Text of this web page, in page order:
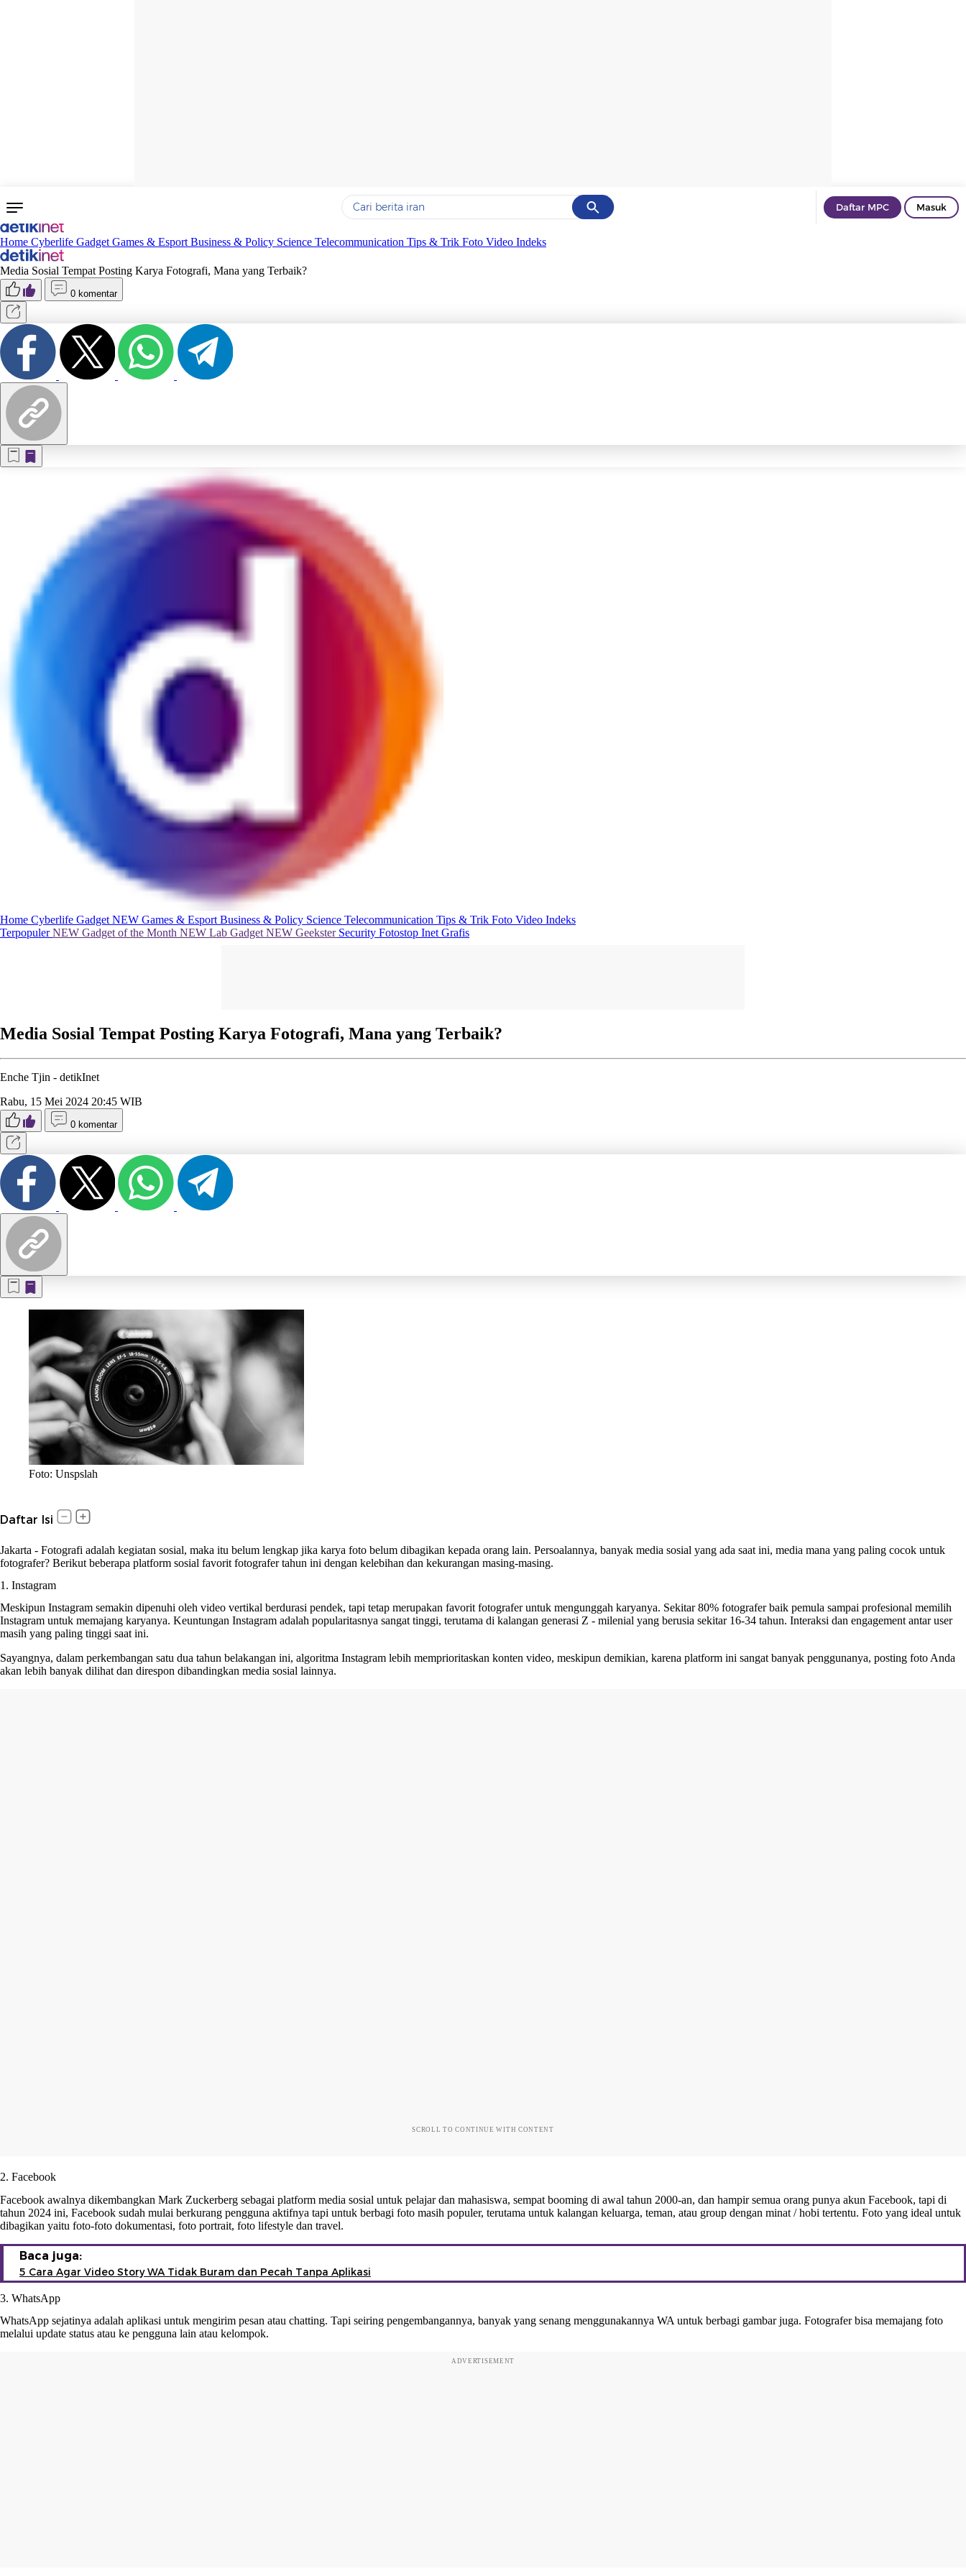
Cancel
Yang sedang ramai dicari
Terakhir yang dicari
Daftar MPC Masuk
Home Cyberlife Gadget Games & Esport Business & Policy Science Telecommunication Tips & Trik Foto Video Indeks
Media Sosial Tempat Posting Karya Fotografi, Mana yang Terbaik?
0 komentar
Home Cyberlife Gadget NEW Games & Esport Business & Policy Science Telecommunication Tips & Trik Foto Video Indeks
TerpopulerNEW Gadget of the Month NEW Lab Gadget NEW Geekster Security Fotostop Inet Grafis
Media Sosial Tempat Posting Karya Fotografi, Mana yang Terbaik?
Enche Tjin - detikInet
Rabu, 15 Mei 2024 20:45 WIB
0 komentar
Foto: Unspslah
Daftar Isi
Jakarta - Fotografi adalah kegiatan sosial, maka itu belum lengkap jika karya foto belum dibagikan kepada orang lain. Persoalannya, banyak media sosial yang ada saat ini, media mana yang paling cocok untuk
fotografer? Berikut beberapa platform sosial favorit fotografer tahun ini dengan kelebihan dan kekurangan masing-masing.
1. Instagram
Meskipun Instagram semakin dipenuhi oleh video vertikal berdurasi pendek, tapi tetap merupakan favorit fotografer untuk mengunggah karyanya. Sekitar 80% fotografer baik pemula sampai profesional memilih
Instagram untuk memajang karyanya. Keuntungan Instagram adalah popularitasnya sangat tinggi, terutama di kalangan generasi Z - milenial yang berusia sekitar 16-34 tahun. Interaksi dan engagement antar user
masih yang paling tinggi saat ini.
Sayangnya, dalam perkembangan satu dua tahun belakangan ini, algoritma Instagram lebih memprioritaskan konten video, meskipun demikian, karena platform ini sangat banyak penggunanya, posting foto Anda
akan lebih banyak dilihat dan direspon dibandingkan media sosial lainnya.
SCROLL TO CONTINUE WITH CONTENT
2. Facebook
Facebook awalnya dikembangkan Mark Zuckerberg sebagai platform media sosial untuk pelajar dan mahasiswa, sempat booming di awal tahun 2000-an, dan hampir semua orang punya akun Facebook, tapi di
tahun 2024 ini, Facebook sudah mulai berkurang pengguna aktifnya tapi untuk berbagi foto masih populer, terutama untuk kalangan keluarga, teman, atau group dengan minat / hobi tertentu. Foto yang ideal untuk
dibagikan yaitu foto-foto dokumentasi, foto portrait, foto lifestyle dan travel.
Baca juga:
5 Cara Agar Video Story WA Tidak Buram dan Pecah Tanpa Aplikasi
3. WhatsApp
WhatsApp sejatinya adalah aplikasi untuk mengirim pesan atau chatting. Tapi seiring pengembangannya, banyak yang senang menggunakannya WA untuk berbagi gambar juga. Fotografer bisa memajang foto
melalui update status atau ke pengguna lain atau kelompok.
ADVERTISEMENT